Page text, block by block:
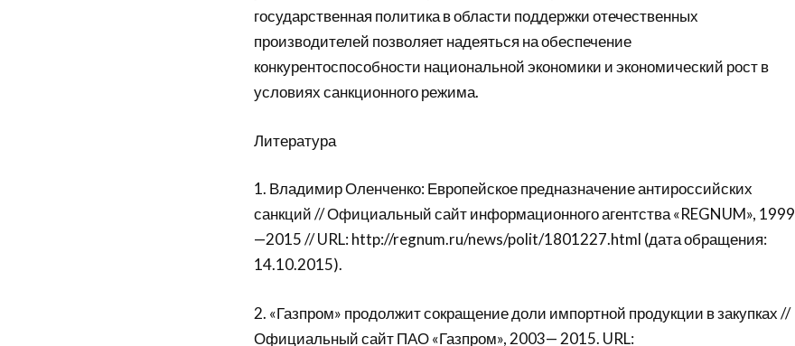
государственная политика в области поддержки отечественных
производителей позволяет надеяться на обеспечение
конкурентоспособности национальной экономики и экономический рост в
условиях санкционного режима.
Литература
1. Владимир Оленченко: Европейское предназначение антироссийских
санкций // Официальный сайт информационного агентства «REGNUM», 1999
—2015 // URL: http://regnum.ru/news/polit/1801227.html (дата обращения:
14.10.2015).
2. «Газпром» продолжит сокращение доли импортной продукции в закупках //
Официальный сайт ПАО «Газпром», 2003— 2015. URL: